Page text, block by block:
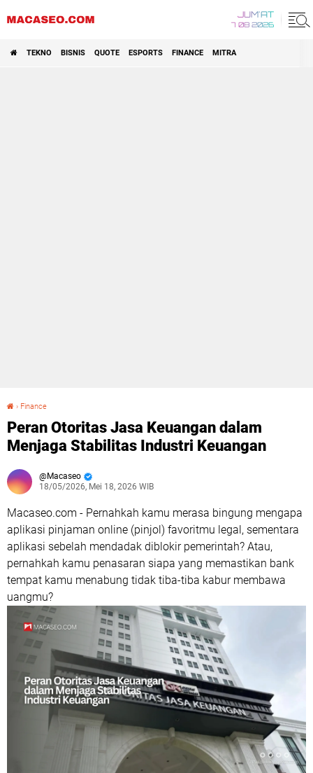
JUM'AT
7 08 2026
TEKNO BISNIS QUOTE ESPORTS FINANCE MITRA
› Finance
Peran Otoritas Jasa Keuangan dalam
Menjaga Stabilitas Industri Keuangan
Macaseo
18/05/2026, Mei 18, 2026 WIB
Macaseo.com - Pernahkah kamu merasa bingung mengapa
aplikasi pinjaman online (pinjol) favoritmu legal, sementara
aplikasi sebelah mendadak diblokir pemerintah? Atau,
pernahkah kamu penasaran siapa yang memastikan bank
tempat kamu menabung tidak tiba-tiba kabur membawa
uangmu?